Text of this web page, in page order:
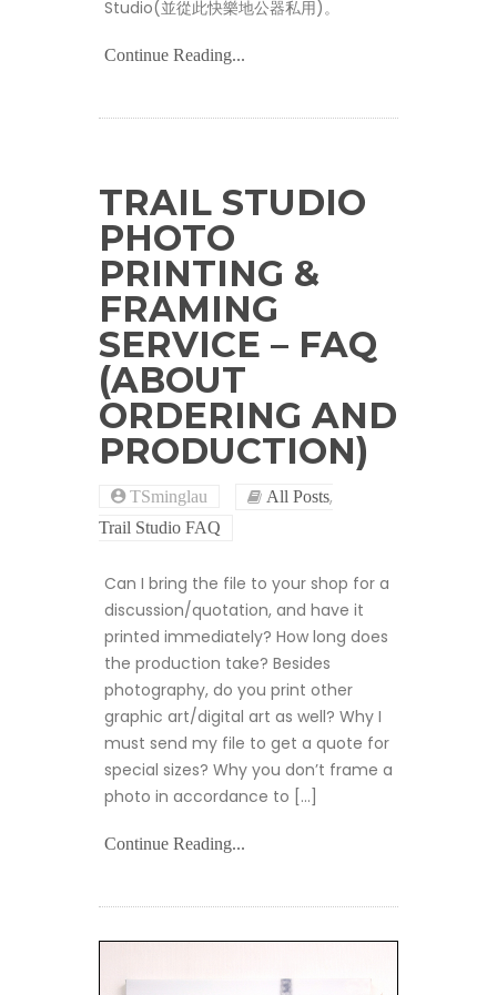
Studio(並從此快樂地公器私用)。
Continue Reading...
TRAIL STUDIO
PHOTO
PRINTING &
FRAMING
SERVICE – FAQ
(ABOUT
ORDERING AND
PRODUCTION)
TSminglau All Posts,
Trail Studio FAQ
Can I bring the file to your shop for a
discussion/quotation, and have it
printed immediately? How long does
the production take? Besides
photography, do you print other
graphic art/digital art as well? Why I
must send my file to get a quote for
special sizes? Why you don’t frame a
photo in accordance to […]
Continue Reading...